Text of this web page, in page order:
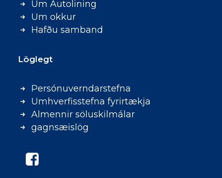
Um Autolining
Um okkur
Hafðu samband
Löglegt
Persónuverndarstefna
Umhverfisstefna fyrirtækja
Almennir söluskilmálar
gagnsæislög